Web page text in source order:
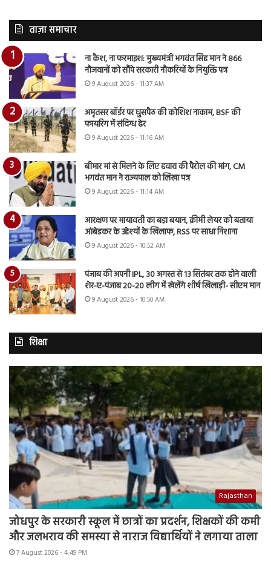
ताज़ा समाचार
ना कैश, ना फरमाइश: मुख्यमंत्री भगवंत सिंह मान ने 866
नौजवानों को सौंपे सरकारी नौकरियों के नियुक्ति पत्र
9 August 2026 - 11:37 AM
अमृतसर बॉर्डर पर घुसपैठ की कोशिश नाकाम, BSF की
फायरिंग में संदिग्ध ढेर
9 August 2026 - 11:16 AM
बीमार मां से मिलने के लिए हवारा की पैरोल की मांग, CM
भगवंत मान ने राज्यपाल को लिखा पत्र
9 August 2026 - 11:14 AM
आरक्षण पर मायावती का बड़ा बयान, क्रीमी लेयर को बताया
आंबेडकर के उद्देश्यों के खिलाफ, RSS पर साधा निशाना
9 August 2026 - 10:52 AM
पंजाब की अपनी IPL, 30 अगस्त से 13 सितंबर तक होने वाली
शेर-ए-पंजाब 20-20 लीग में खेलेंगे शीर्ष खिलाड़ी- सीएम मान
9 August 2026 - 10:50 AM
शिक्षा
Rajasthan
जोधपुर के सरकारी स्कूल में छात्रों का प्रदर्शन, शिक्षकों की कमी
और जलभराव की समस्या से नाराज विद्यार्थियों ने लगाया ताला
7 August 2026 - 4:49 PM